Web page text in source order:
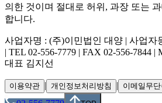
의한 것이며 절대로 허위, 과장 또는
합니다.
사업자명 : (주)이민법인 대양 | 사업자
| TEL 02-556-7779 | FAX 02-556-7844 |
대표 김지선
이용약관 | 개인정보처리방침 | 이메일무